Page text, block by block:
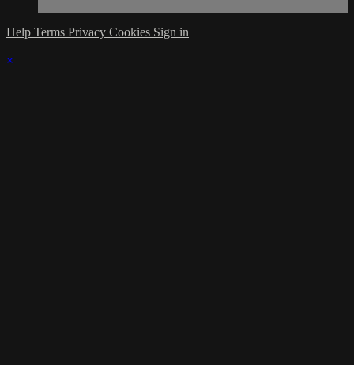
Help Terms Privacy Cookies Sign in
×